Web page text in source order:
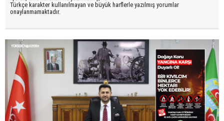
Türkçe karakter kullanılmayan ve büyük harflerle yazılmış yorumlar
onaylanmamaktadır.